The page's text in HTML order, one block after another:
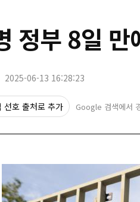
정부 8일
2025-06-13 16:28:23
선호 출처로 추가 Google 검색에서